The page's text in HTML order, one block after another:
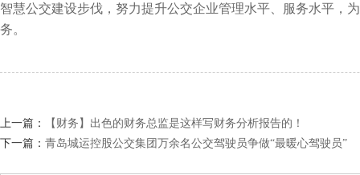
智慧公交建设步伐，努力提升公交企业管理水平、服务水平，
务。
上一篇：
【财务】出色的财务总监是这样写财务分析报告的！
下一篇： 青岛城运控股公交集团万余名公交驾驶员争做“最暖心驾驶员”